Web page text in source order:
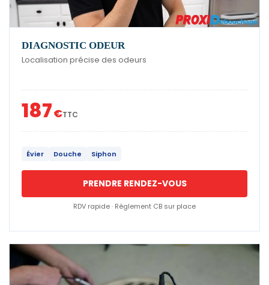
DIAGNOSTIC ODEUR
Localisation précise des odeurs
187€TTC
Évier Douche Siphon
PRENDRE RENDEZ-VOUS
RDV rapide · Règlement CB sur place